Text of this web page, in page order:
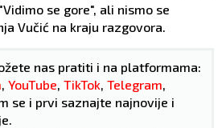
se gore", ali nismo se
Vučić na kraju razgovora.
nas pratiti i na platformama:
YouTube TikTok Telegram
se i prvi saznajte najnovije i